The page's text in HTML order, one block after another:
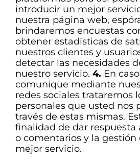
introducir un mejor
nuestra página web,
brindaremos encuestas
obtener estadísticas de
nuestros clientes y
detectar las necesidades
nuestro servicio. 4. En
comunique mediante
redes sociales trataremos
personales que usted nos
través de estas mismas.
finalidad de dar respuesta
o comentarios y la
mejor servicio.